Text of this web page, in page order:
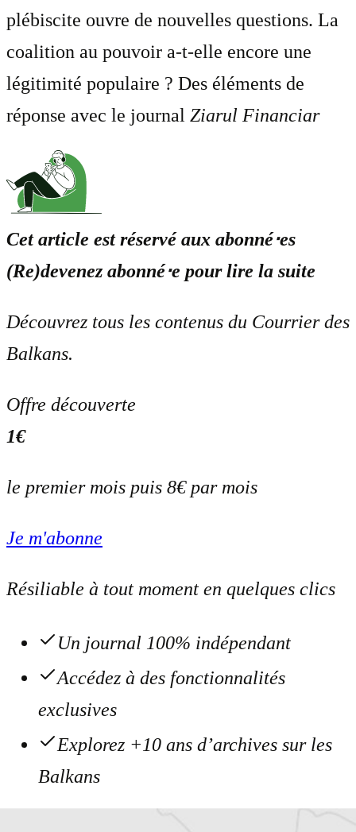
plébiscite ouvre de nouvelles questions. La
coalition au pouvoir a-t-elle encore une
légitimité populaire ? Des éléments de
réponse avec le journal Ziarul Financiar
Cet article est réservé aux abonné⋅es
(Re)devenez abonné⋅e pour lire la suite
Découvrez tous les contenus du Courrier des
Balkans.
Offre découverte
1€
le premier mois puis 8€ par mois
Je m'abonne
Résiliable à tout moment en quelques clics
Un journal 100% indépendant
Accédez à des fonctionnalités
exclusives
Explorez +10 ans d’archives sur les
Balkans